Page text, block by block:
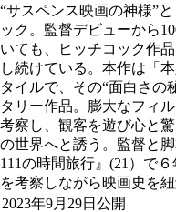
“サスペンス映画の神様”
ック。監督デビューから
いても、ヒッチコック作
し続けている。本作は「
タイルで、その“面白さの
タリー作品。膨大なフィ
考察し、観客を遊び心と
の世界へと誘う。監督と
111の時間旅行』(21）で
を考察しながら映画史を
2023年9月29日公開